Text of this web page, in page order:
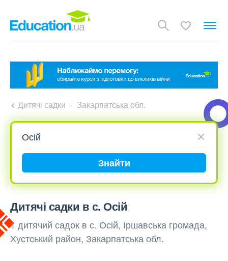
Дитячі садки Закарпатська обл.
Знайти
Дитячі садки в с. Осій
1 дитячий садок в с. Осій, Іршавська громада,
Хустський район, Закарпатська обл.